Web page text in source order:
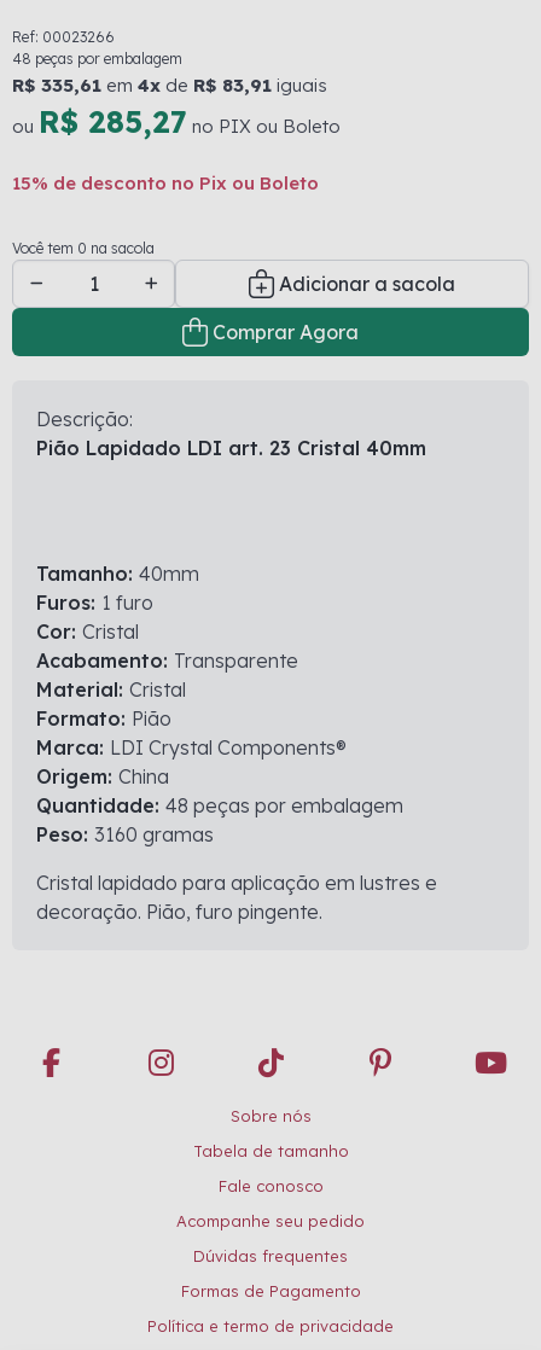
Ref: 00023266
48 peças por embalagem
R$ 335,61 em 4x de R$ 83,91 iguais
ou R$ 285,27 no PIX ou Boleto
15% de desconto no Pix ou Boleto
Você tem 0 na sacola
Adicionar a sacola
Comprar Agora
Descrição:
Pião Lapidado LDI art. 23 Cristal 40mm
Tamanho: 40mm
Furos: 1 furo
Cor: Cristal
Acabamento: Transparente
Material: Cristal
Formato: Pião
Marca: LDI Crystal Components®
Origem: China
Quantidade: 48 peças por embalagem
Peso: 3160 gramas
Cristal lapidado para aplicação em lustres e
decoração. Pião, furo pingente.
Sobre nós
Tabela de tamanho
Fale conosco
Acompanhe seu pedido
Dúvidas frequentes
Formas de Pagamento
Política e termo de privacidade